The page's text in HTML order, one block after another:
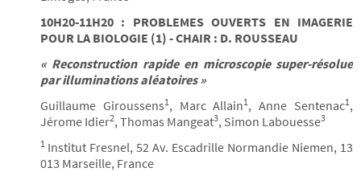
10H20-11H20 : PROBLEMES OUVERTS EN IMAGERIE
POUR LA BIOLOGIE (1) - CHAIR : D. ROUSSEAU
« Reconstruction rapide en microscopie super-résolue
par illuminations aléatoires »
Guillaume Giroussens1, Marc Allain1, Anne Sentenac1,
Jérome Idier2, Thomas Mangeat3, Simon Labouesse3
1 Institut Fresnel, 52 Av. Escadrille Normandie Niemen, 13
013 Marseille, France